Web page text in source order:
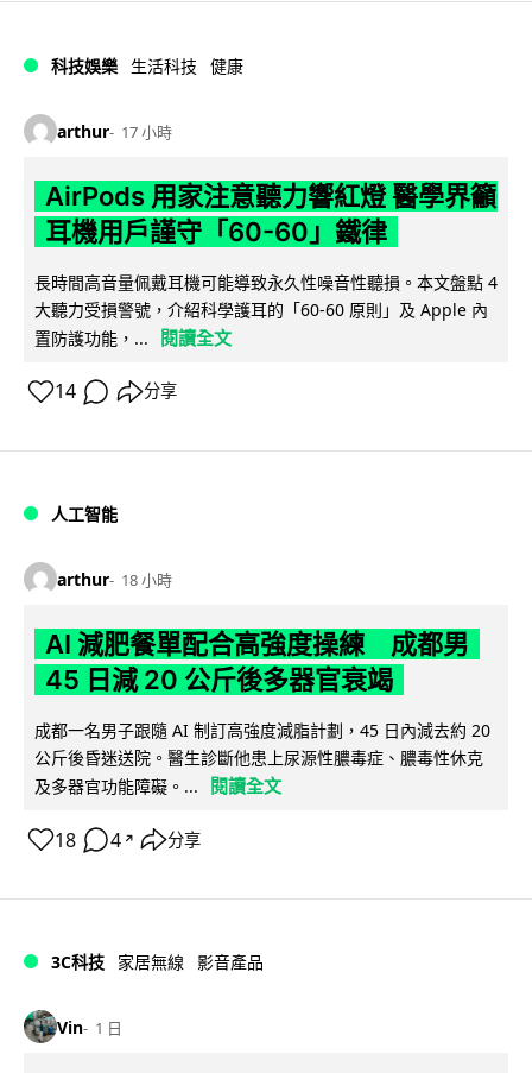
科技娛樂 生活科技 健康
arthur 17 小時
AirPods 用家注意聽力響紅燈 醫學界籲
耳機用戶謹守「60-60」鐵律
長時間高音量佩戴耳機可能導致永久性噪音性聽損。本文盤點 4
大聽力受損警號，介紹科學護耳的「60-60 原則」及 Apple 內
置防護功能，...
閱讀全文
14 分享
人工智能
arthur 18 小時
AI 減肥餐單配合高強度操練 成都男
45 日減 20 公斤後多器官衰竭
成都一名男子跟隨 AI 制訂高強度減脂計劃，45 日內減去約 20
公斤後昏迷送院。醫生診斷他患上尿源性膿毒症、膿毒性休克
及多器官功能障礙。...
閱讀全文
18 4 ↗ 分享
3C科技 家居無線 影音產品
Vin 1 日